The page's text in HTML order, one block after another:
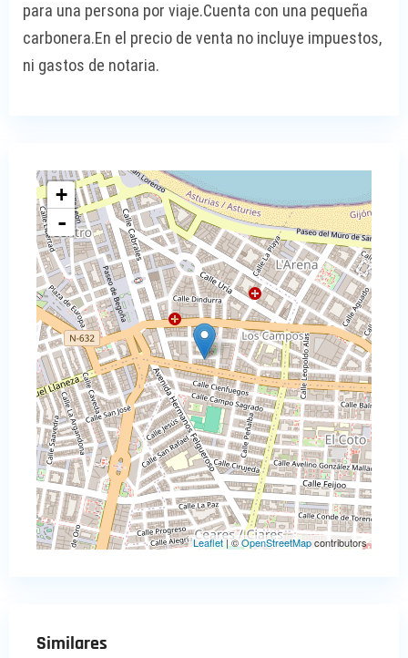
para una persona por viaje.Cuenta con una pequeña
carbonera.En el precio de venta no incluye impuestos,
ni gastos de notaria.
+
-
Leaflet| ©OpenStreetMapcontributors
Similares